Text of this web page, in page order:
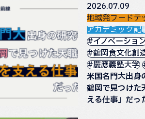
2026.07.09
地域発フードテ
アカデミック記
#イノベーショ
#鶴岡食文化創
#慶應義塾大学
米国名門大出身
鶴岡で見つけた
える仕事」だっ